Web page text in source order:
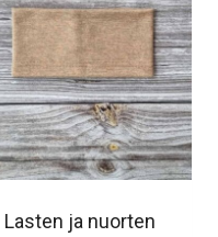
muunnelma.
Voit
tehdä
valinnat
tuotteen
sivulla.
Lasten ja nuorten